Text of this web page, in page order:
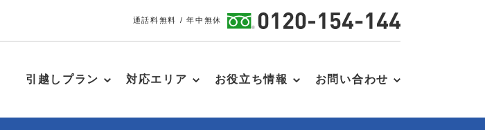
通話料無料 / 年中無休
引越しプラン 対応エリア お役立ち情報 お問い合わせ